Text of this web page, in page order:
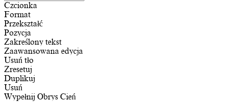
Czcionka
Format
Przekształć
Pozycja
Zakreślony tekst
Zaawansowana edycja
Usuń tło
Zresetuj
Duplikuj
Usuń
Wypełnij Obrys Cień